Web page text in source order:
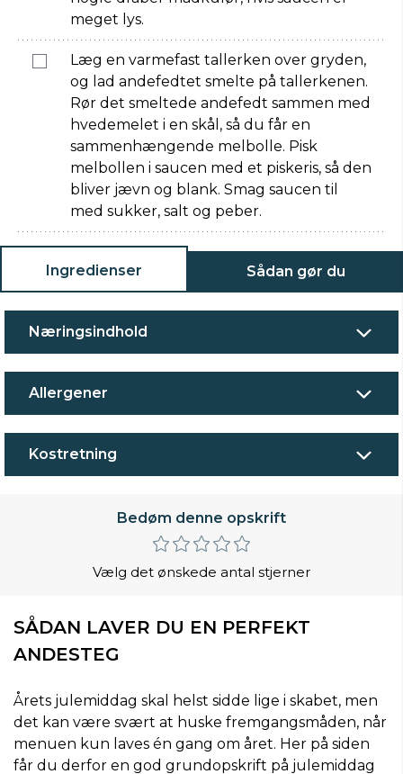
meget lys.
Læg en varmefast tallerken over gryden,
og lad andefedtet smelte på tallerkenen.
Rør det smeltede andefedt sammen med
hvedemelet i en skål, så du får en
sammenhængende melbolle. Pisk
melbollen i saucen med et piskeris, så den
bliver jævn og blank. Smag saucen til
med sukker, salt og peber.
Ingredienser Sådan gør du
Næringsindhold
Allergener
Kostretning
Bedøm denne opskrift
Vælg det ønskede antal stjerner
SÅDAN LAVER DU EN PERFEKT
ANDESTEG
Årets julemiddag skal helst sidde lige i skabet, men
det kan være svært at huske fremgangsmåden, når
menuen kun laves én gang om året. Her på siden
får du derfor en god grundopskrift på julemiddag